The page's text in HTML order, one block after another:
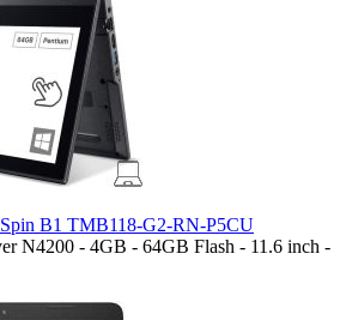
B1 TMB118-G2-RN-P5CU
N4200 - 4GB - 64GB Flash - 11.6 inch -